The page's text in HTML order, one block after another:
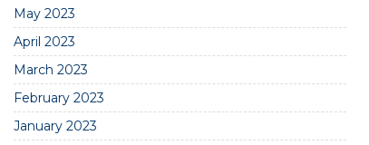
May 2023
April 2023
March 2023
February 2023
January 2023